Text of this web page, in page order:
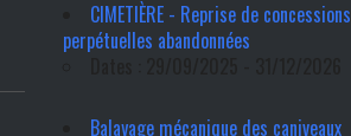
CIMETIÈRE - Reprise de concessions
perpétuelles abandonnées
Balayage mécanique des caniveaux